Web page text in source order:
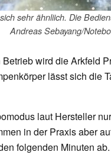
sehr ähnliich. Die
Andreas Sebayang/
wird die Arkfeld
lässt sich die
laut Hersteller
in der Praxis aber
folgenden Minuten